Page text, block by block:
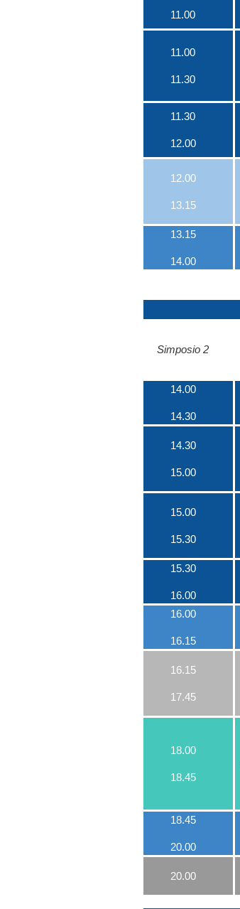
11.00
11.00
11.30
11.30
12.00
12.00
13.15
13.15
14.00
Simposio 2
14.00
14.30
14.30
15.00
15.00
15.30
15.30
16.00
16.00
16.15
16.15
17.45
18.00
18.45
18.45
20.00
20.00